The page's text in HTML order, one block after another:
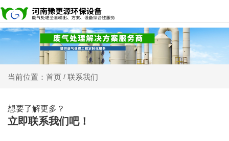
当前位置：首页 / 联系我们
想要了解更多？
立即联系我们吧！